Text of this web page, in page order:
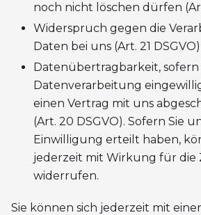
noch nicht löschen dürfen
Widerspruch gegen die
Daten bei uns (Art. 21
Datenübertragbarkeit, sofern
Datenverarbeitung
einen Vertrag mit uns
(Art. 20 DSGVO). Sofern Sie
Einwilligung erteilt haben,
jederzeit mit Wirkung für
widerrufen.
Sie können sich jederzeit mit